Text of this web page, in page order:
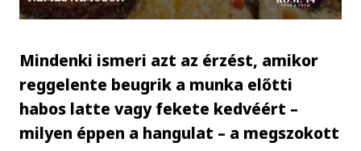
Mindenki ismeri azt az érzést, amikor
reggelente beugrik a munka előtti
habos latte vagy fekete kedvéért –
milyen éppen a hangulat – a megszokott